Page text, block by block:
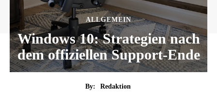
ALLGEMEIN
Windows 10: Strategien nach
dem offiziellen Support-Ende
By:
Redaktion